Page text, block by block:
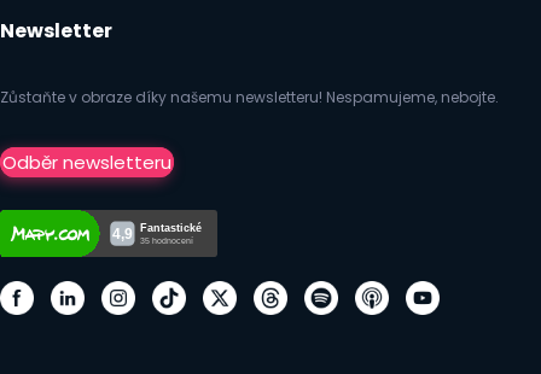
Newsletter
Zůstaňte v obraze díky našemu newsletteru! Nespamujeme, nebojte.
Odběr newsletteru